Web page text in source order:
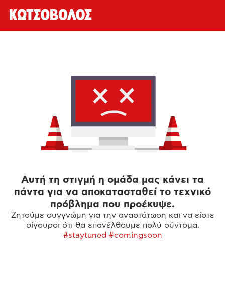
Αυτή τη στιγμή η ομάδα μας κάνει τα
πάντα για να αποκατασταθεί το τεχνικό
πρόβλημα που προέκυψε.
Ζητούμε συγγνώμη για την αναστάτωση και να είστε
σίγουροι ότι θα επανέλθουμε πολύ σύντομα.
#staytuned #comingsoon